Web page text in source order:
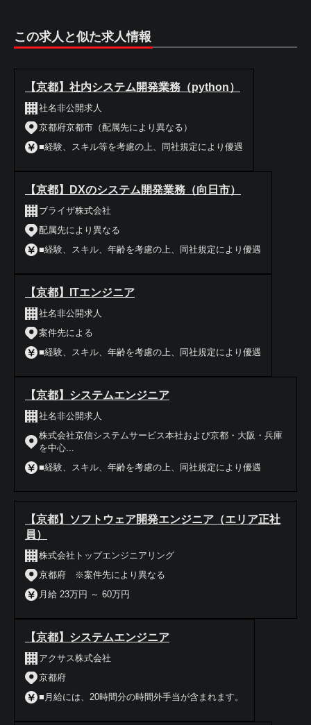
この求人と似た求人情報
【京都】社内システム開発業務（python）
社名非公開求人
京都府京都市（配属先により異なる）
■経験、スキル等を考慮の上、同社規定により優遇
【京都】DXのシステム開発業務（向日市）
ブライザ株式会社
配属先により異なる
■経験、スキル、年齢を考慮の上、同社規定により優遇
【京都】ITエンジニア
社名非公開求人
案件先による
■経験、スキル、年齢を考慮の上、同社規定により優遇
【京都】システムエンジニア
社名非公開求人
株式会社京信システムサービス本社および京都・大阪・兵庫
を中心...
■経験、スキル、年齢を考慮の上、同社規定により優遇
【京都】ソフトウェア開発エンジニア（エリア正社
員）
株式会社トップエンジニアリング
京都府 ※案件先により異なる
月給 23万円 ～ 60万円
【京都】システムエンジニア
アクサス株式会社
京都府
■月給には、20時間分の時間外手当が含まれます。